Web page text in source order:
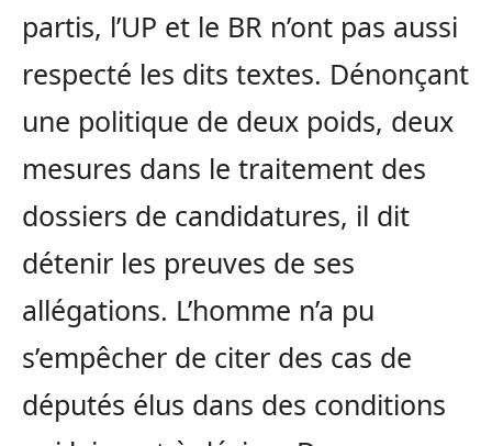
partis, l’UP et le BR n’ont pas aussi
respecté les dits textes. Dénonçant
une politique de deux poids, deux
mesures dans le traitement des
dossiers de candidatures, il dit
détenir les preuves de ses
allégations. L’homme n’a pu
s’empêcher de citer des cas de
députés élus dans des conditions